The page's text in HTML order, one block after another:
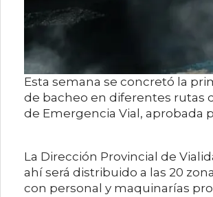
Esta semana se concretó la
de bacheo en diferentes rutas
de Emergencia Vial, aprobada
La Dirección Provincial de
ahí será distribuido a las 20
con personal y maquinarías